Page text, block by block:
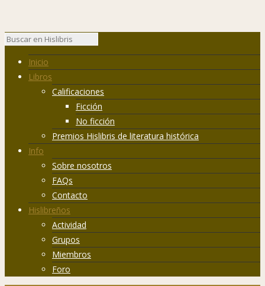
Inicio
Libros
Calificaciones
Ficción
No ficción
Premios Hislibris de literatura histórica
Info
Sobre nosotros
FAQs
Contacto
Hislibreños
Actividad
Grupos
Miembros
Foro